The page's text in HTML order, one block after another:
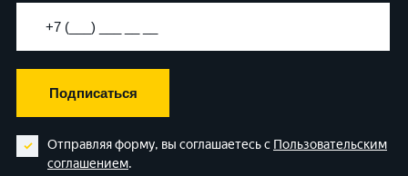
Подписаться
Отправляя форму, вы соглашаетесь с Пользовательским
соглашением.